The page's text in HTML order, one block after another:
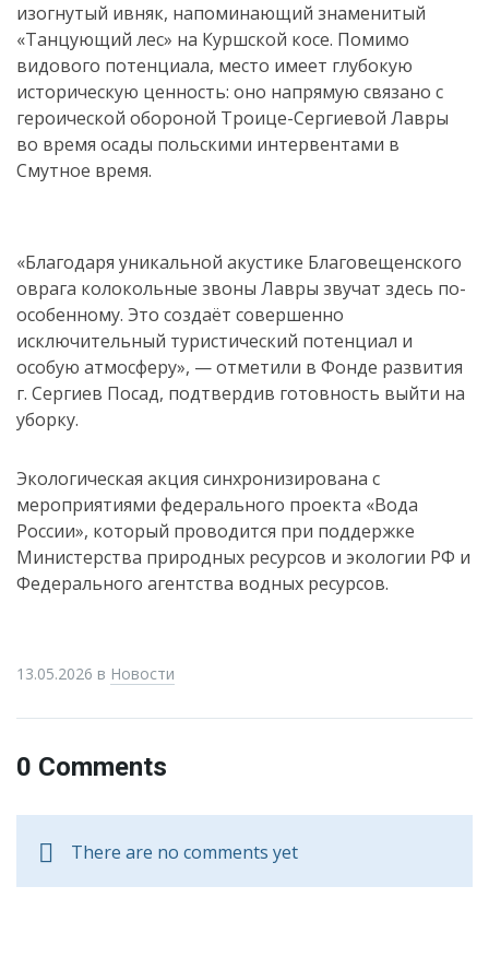
изогнутый ивняк, напоминающий знаменитый
«Танцующий лес» на Куршской косе. Помимо
видового потенциала, место имеет глубокую
историческую ценность: оно напрямую связано с
героической обороной Троице-Сергиевой Лавры
во время осады польскими интервентами в
Смутное время.
«Благодаря уникальной акустике Благовещенского
оврага колокольные звоны Лавры звучат здесь по-
особенному. Это создаёт совершенно
исключительный туристический потенциал и
особую атмосферу», — отметили в Фонде развития
г. Сергиев Посад, подтвердив готовность выйти на
уборку.
Экологическая акция синхронизирована с
мероприятиями федерального проекта «Вода
России», который проводится при поддержке
Министерства природных ресурсов и экологии РФ и
Федерального агентства водных ресурсов.
13.05.2026 в Новости
0 Comments
There are no comments yet